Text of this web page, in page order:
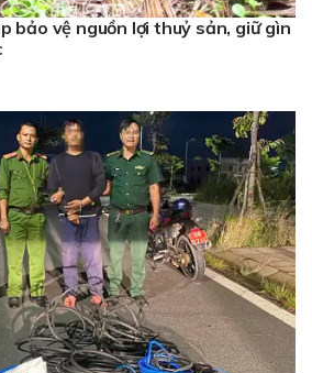
bảo vệ nguồn lợi thuỷ sản, giữ gìn